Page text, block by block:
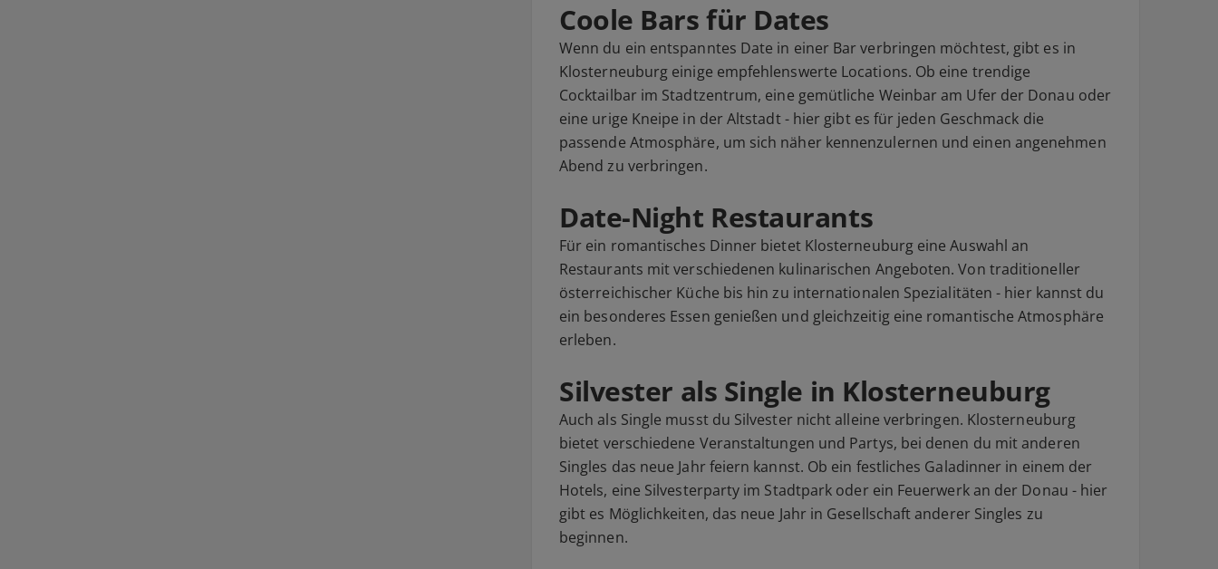
Coole Bars für Dates
Wenn du ein entspanntes Date in einer Bar verbringen möchtest, gibt es in
Klosterneuburg einige empfehlenswerte Locations. Ob eine trendige
Cocktailbar im Stadtzentrum, eine gemütliche Weinbar am Ufer der Donau oder
eine urige Kneipe in der Altstadt - hier gibt es für jeden Geschmack die
passende Atmosphäre, um sich näher kennenzulernen und einen angenehmen
Abend zu verbringen.
Date-Night Restaurants
Für ein romantisches Dinner bietet Klosterneuburg eine Auswahl an
Restaurants mit verschiedenen kulinarischen Angeboten. Von traditioneller
österreichischer Küche bis hin zu internationalen Spezialitäten - hier kannst du
ein besonderes Essen genießen und gleichzeitig eine romantische Atmosphäre
erleben.
Silvester als Single in Klosterneuburg
Auch als Single musst du Silvester nicht alleine verbringen. Klosterneuburg
bietet verschiedene Veranstaltungen und Partys, bei denen du mit anderen
Singles das neue Jahr feiern kannst. Ob ein festliches Galadinner in einem der
Hotels, eine Silvesterparty im Stadtpark oder ein Feuerwerk an der Donau - hier
gibt es Möglichkeiten, das neue Jahr in Gesellschaft anderer Singles zu
beginnen.